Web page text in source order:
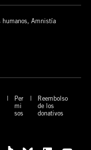
humanos, Amnistía
Per
mi
sos
Reembolso
de los
donativos